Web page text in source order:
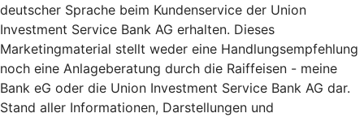
deutscher Sprache beim Kundenservice der Union
Investment Service Bank AG erhalten. Dieses
Marketingmaterial stellt weder eine Handlungsempfehlung
noch eine Anlageberatung durch die Raiffeisen - meine
Bank eG oder die Union Investment Service Bank AG dar.
Stand aller Informationen, Darstellungen und